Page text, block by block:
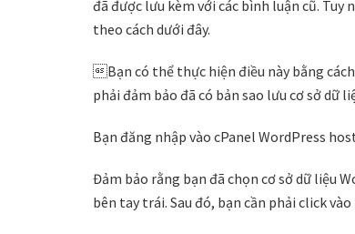
đã được lưu kèm với các bình luận cũ.
theo cách dưới đây.
Bạn có thể thực hiện điều này bằng cách
phải đảm bảo đã có bản sao lưu cơ sở dữ
Bạn đăng nhập vào cPanel WordPress
Đảm bảo rằng bạn đã chọn cơ sở dữ liệu
bên tay trái. Sau đó, bạn cần phải click vào